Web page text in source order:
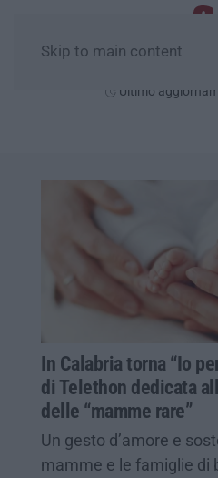
Skip to main content
Ultimo
In Calabria torna “Io
di Telethon dedicata
delle “mamme rare”
Un gesto d’amore e
mamme e le famiglie di